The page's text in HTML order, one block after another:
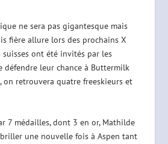
ne sera pas gigantesque mais
fière allure lors des prochains X
suisses ont été invités par les
défendre leur chance à Buttermilk
on retrouvera quatre freeskieurs et
7 médailles, dont 3 en or, Mathilde
une nouvelle fois à Aspen tant